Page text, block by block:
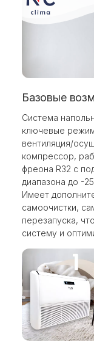
Базовые
Система
ключевые
вентиляция/
компрессор,
фреона R32 с
диапазона до -
Имеет
самоочистки,
перезапуска,
систему и